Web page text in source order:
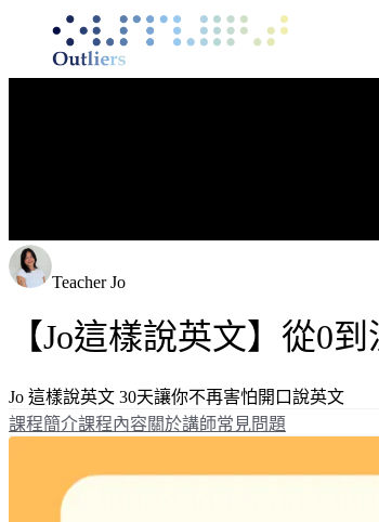
Teacher Jo
【Jo這樣說英文】從0
Jo 這樣說英文 30天讓你不再害怕開口說英文
課程簡介課程內容關於講師常見問題